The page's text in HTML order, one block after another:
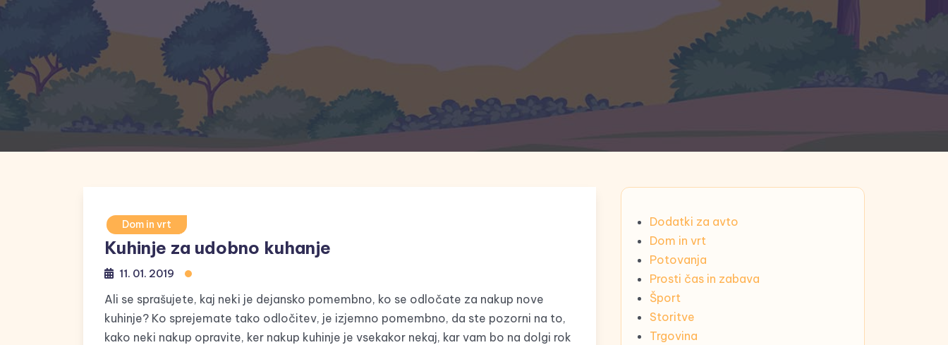
Dom in vrt
Kuhinje za udobno kuhanje
11. 01. 2019
Ali se sprašujete, kaj neki je dejansko pomembno, ko se odločate za nakup nove
kuhinje? Ko sprejemate tako odločitev, je izjemno pomembno, da ste pozorni na to,
kako neki nakup opravite, ker nakup kuhinje je vsekakor nekaj, kar vam bo na dolgi rok
Dodatki za avto
Dom in vrt
Potovanja
Prosti čas in zabava
Šport
Storitve
Trgovina